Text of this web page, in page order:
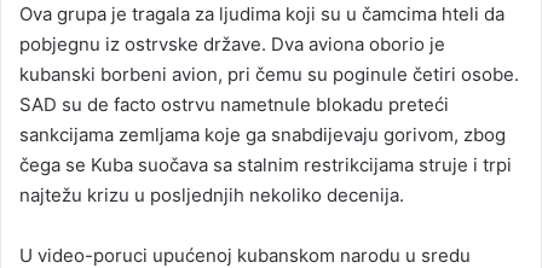
Ova grupa je tragala za ljudima koji su u čamcima hteli da
pobjegnu iz ostrvske države. Dva aviona oborio je
kubanski borbeni avion, pri čemu su poginule četiri osobe.
SAD su de facto ostrvu nametnule blokadu preteći
sankcijama zemljama koje ga snabdijevaju gorivom, zbog
čega se Kuba suočava sa stalnim restrikcijama struje i trpi
najtežu krizu u posljednjih nekoliko decenija.
U video-poruci upućenoj kubanskom narodu u sredu